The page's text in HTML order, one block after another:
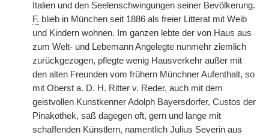
Italien und den Seelenschwingungen seiner Bevölkerung.
F. blieb in München seit 1886 als freier Litterat mit Weib
und Kindern wohnen. Im ganzen lebte der von Haus aus
zum Welt- und Lebemann Angelegte nunmehr ziemlich
zurückgezogen, pflegte wenig Hausverkehr außer mit
den alten Freunden vom frühern Münchner Aufenthalt, so
mit Oberst a. D. H. Ritter v. Reder, auch mit dem
geistvollen Kunstkenner Adolph Bayersdorfer, Custos der
Pinakothek, saß dagegen oft, gern und lange mit
schaffenden Künstlern, namentlich Julius Severin aus